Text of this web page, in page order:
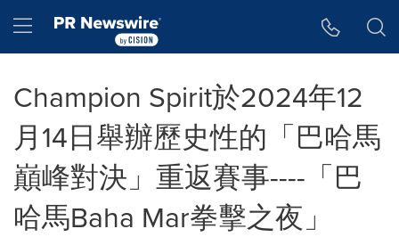
Hamburger menu
Champion Spirit於2024年12
月14日舉辦歷史性的「巴哈馬
巔峰對決」重返賽事----「巴
哈馬Baha Mar拳擊之夜」